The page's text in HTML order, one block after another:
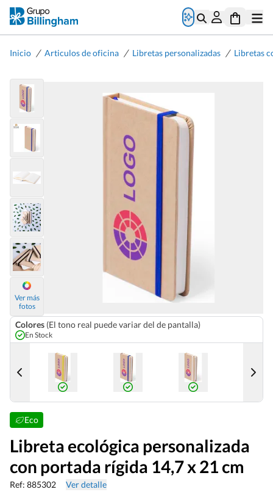
Inicio / Articulos de oficina / Libretas personalizadas / Libretas
Ver más
fotos
Colores (El tono real puede variar del de pantalla)
En Stock
Eco
Libreta ecológica personalizada
con portada rígida 14,7 x 21 cm
Ref: 885302 Ver detalle